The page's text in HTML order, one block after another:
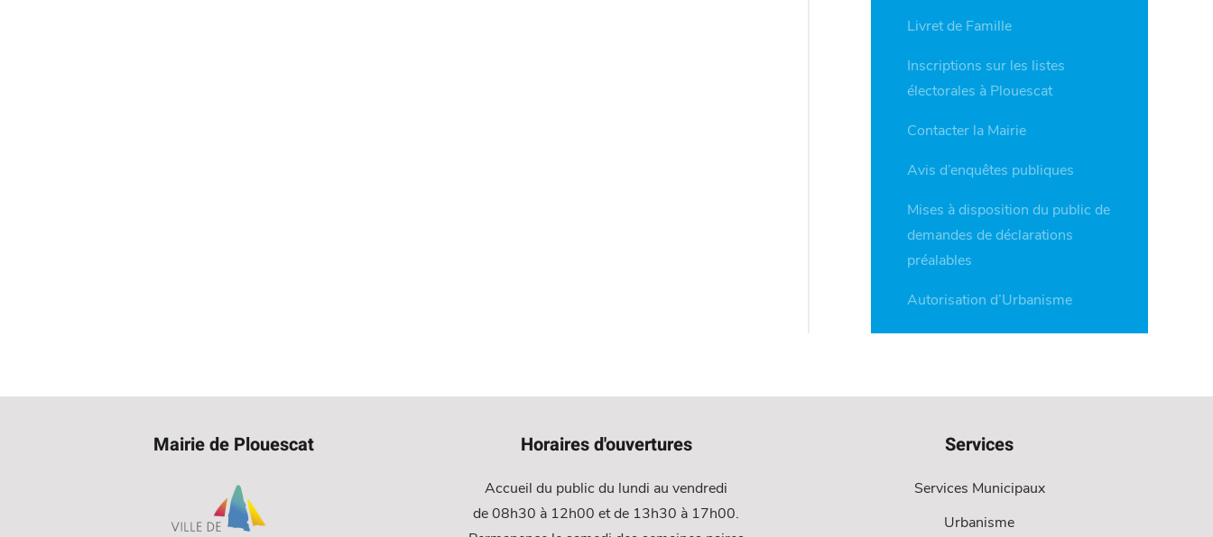
Livret de Famille
Inscriptions sur les listes
électorales à Plouescat
Contacter la Mairie
Avis d’enquêtes publiques
Mises à disposition du public de
demandes de déclarations
préalables
Autorisation d’Urbanisme
Mairie de Plouescat Horaires d'ouvertures
Accueil du public du lundi au vendredi
de 08h30 à 12h00 et de 13h30 à 17h00.
Services
Services Municipaux
Urbanisme